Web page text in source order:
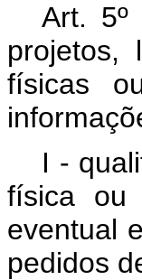
Art. 5º
projetos,
físicas
I -
física ou
eventual
pedidos